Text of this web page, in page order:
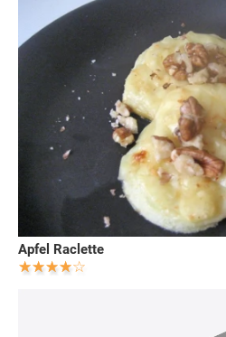
Apfel Raclette